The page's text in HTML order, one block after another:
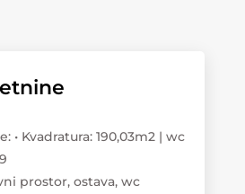
: • Kvadratura: 190,03m2 | wc
prostor, ostava, wc